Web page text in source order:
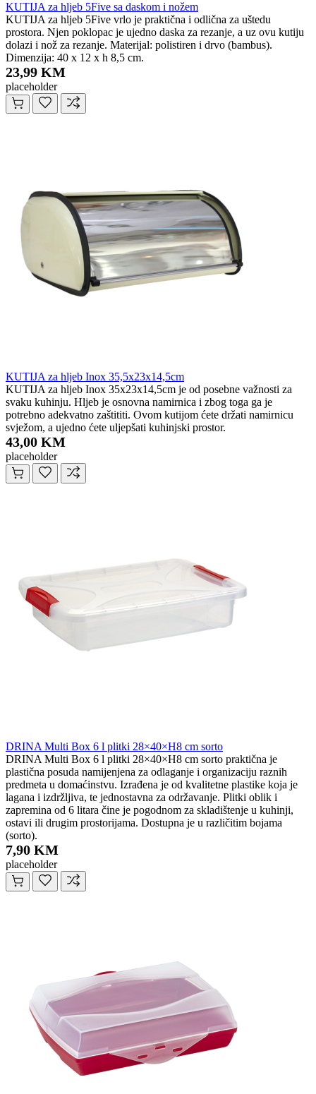
KUTIJA za hljeb 5Five sa daskom i nožem
KUTIJA za hljeb 5Five vrlo je praktična i odlična za uštedu
prostora. Njen poklopac je ujedno daska za rezanje, a uz ovu kutiju
dolazi i nož za rezanje. Materijal: polistiren i drvo (bambus).
Dimenzija: 40 x 12 x h 8,5 cm.
23,99 KM
placeholder
KUTIJA za hljeb Inox 35,5x23x14,5cm
KUTIJA za hljeb Inox 35x23x14,5cm je od posebne važnosti za
svaku kuhinju. Hljeb je osnovna namirnica i zbog toga ga je
potrebno adekvatno zaštititi. Ovom kutijom ćete držati namirnicu
svježom, a ujedno ćete uljepšati kuhinjski prostor.
43,00 KM
placeholder
DRINA Multi Box 6 l plitki 28×40×H8 cm sorto
DRINA Multi Box 6 l plitki 28×40×H8 cm sorto praktična je
plastična posuda namijenjena za odlaganje i organizaciju raznih
predmeta u domaćinstvu. Izrađena je od kvalitetne plastike koja je
lagana i izdržljiva, te jednostavna za održavanje. Plitki oblik i
zapremina od 6 litara čine je pogodnom za skladištenje u kuhinji,
ostavi ili drugim prostorijama. Dostupna je u različitim bojama
(sorto).
7,90 KM
placeholder